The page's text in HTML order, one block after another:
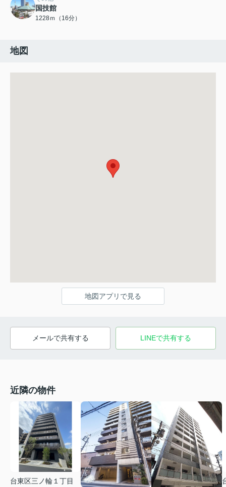
国技館
1228ｍ（16分）
地図
地図アプリで見る
メールで共有する LINEで共有する
近隣の物件
台東区三ノ輪１丁目